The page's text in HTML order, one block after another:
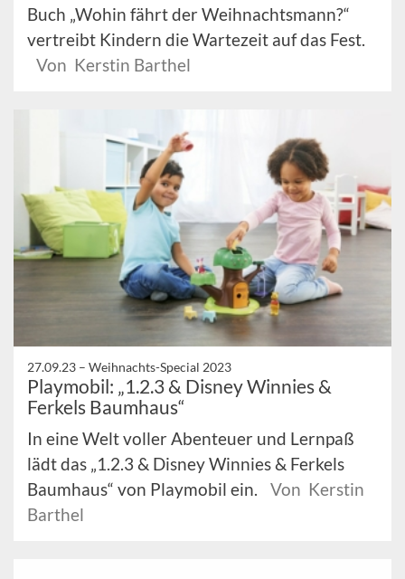
Buch „Wohin fährt der Weihnachtsmann?“
vertreibt Kindern die Wartezeit auf das Fest.
Von Kerstin Barthel
27.09.23 – Weihnachts-Special 2023
Playmobil: „1.2.3 & Disney Winnies &
Ferkels Baumhaus“
In eine Welt voller Abenteuer und Lernpaß
lädt das „1.2.3 & Disney Winnies & Ferkels
Baumhaus“ von Playmobil ein.
Von Kerstin
Barthel